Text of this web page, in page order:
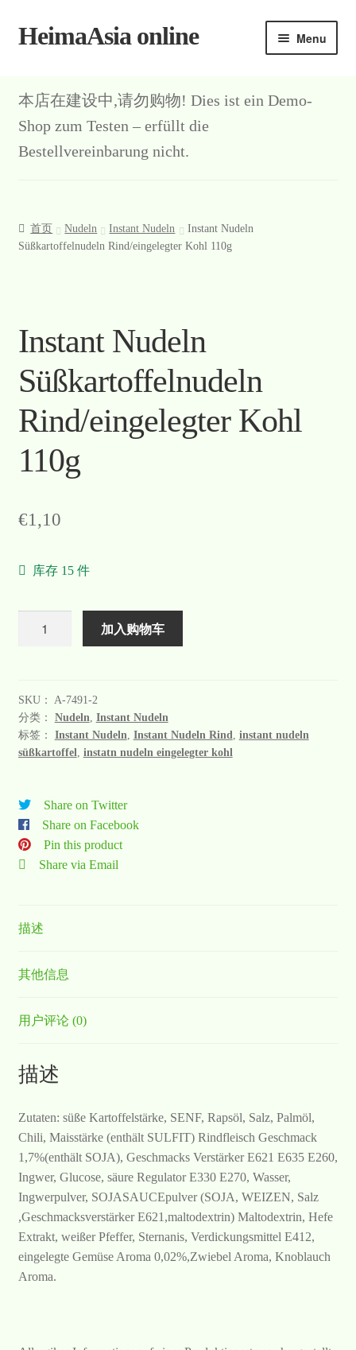
Skip
Skip
HeimaAsia online Menu
本店在建设中,请勿购物! Dies ist ein Demo-
Shop zum Testen – erfüllt die
Bestellvereinbarung nicht.
首页 Nudeln Instant Nudeln
Instant Nudeln
Süßkartoffelnudeln Rind/eingelegter Kohl 110g
Instant Nudeln
Süßkartoffelnudeln
Rind/eingelegter Kohl
110g
€1,10
库存 15 件
加入购物车
SKU： A-7491-2
分类： Nudeln Instant Nudeln
标签： Instant Nudeln Instant Nudeln Rind
instant nudeln
süßkartoffel
instatn nudeln eingelegter kohl
Share on Twitter
Share on Facebook
Pin this product
Share via Email
描述
其他信息
用户评论 (0)
描述
Zutaten: süße Kartoffelstärke, SENF, Rapsöl, Salz, Palmöl,
Chili, Maisstärke (enthält SULFIT) Rindfleisch Geschmack
1,7%(enthält SOJA), Geschmacks Verstärker E621 E635 E260,
Ingwer, Glucose, säure Regulator E330 E270, Wasser,
Ingwerpulver, SOJASAUCEpulver (SOJA, WEIZEN, Salz
,Geschmacksverstärker E621,maltodextrin) Maltodextrin, Hefe
Extrakt, weißer Pfeffer, Sternanis, Verdickungsmittel E412,
eingelegte Gemüse Aroma 0,02%,Zwiebel Aroma, Knoblauch
Aroma.